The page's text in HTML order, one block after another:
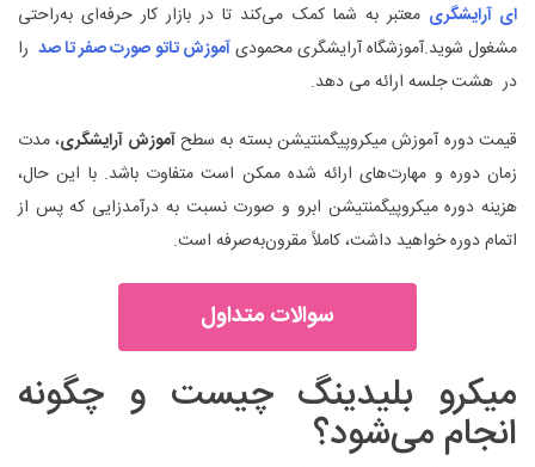
ای آرایشگری معتبر به شما کمک می‌کند تا در بازار کار حرفه‌ای به‌راحتی
مشغول شوید.آموزشگاه آرایشگری محمودیآموزش تاتو صورت صفر تا صدرا
در هشت جلسه ارائه می دهد.
قیمت دوره آموزش میکروپیگمنتیشن بسته به سطحآموزش آرایشگری، مدت
زمان دوره و مهارت‌های ارائه ‌شده ممکن است متفاوت باشد. با این حال،
هزینه دوره میکروپیگمنتیشن ابرو و صورت نسبت به درآمدزایی‌ که پس از
اتمام دوره خواهید داشت، کاملاً مقرون‌به‌صرفه است.
سوالات متداول
میکرو بلیدینگ چیست و چگونه
انجام می‌شود؟